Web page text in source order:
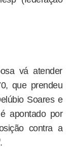
vá atender
que prendeu
Soares e
apontado por
contra a